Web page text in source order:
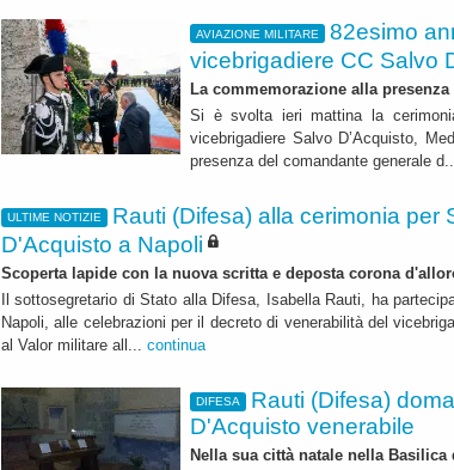
AVIAZIONE MILITARE
82esimo
vicebrigadiere CC Salvo
La commemorazione alla
Si è svolta ieri mattina la
vicebrigadiere Salvo D’Acquisto,
presenza del comandante generale d...
ULTIME NOTIZIE
Rauti (Difesa) alla cerimonia per
D'Acquisto a Napoli
Scoperta lapide con la nuova scritta e deposta corona
Il sottosegretario di Stato alla Difesa, Isabella Rauti, ha
Napoli, alle celebrazioni per il decreto di venerabilità del
al Valor militare all... continua
DIFESA
Rauti (Difesa)
D'Acquisto venerabile
Nella sua città natale nella